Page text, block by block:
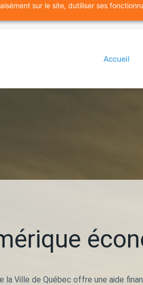
sur le site, dutiliser ses
Accueil
la Ville de Québec offre une aide